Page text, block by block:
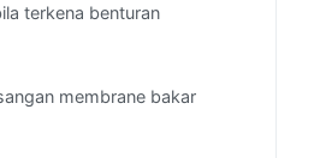
terkena benturan
membrane bakar